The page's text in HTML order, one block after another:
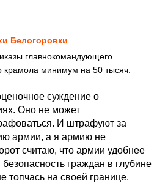
Белогоровки
главнокомандующего
крамола минимум на 50 тысяч.
суждение о
Оно не может
И штрафуют за
армии, а я армию не
считаю, что армии удобнее
граждан в глубине
топчась на своей границе.